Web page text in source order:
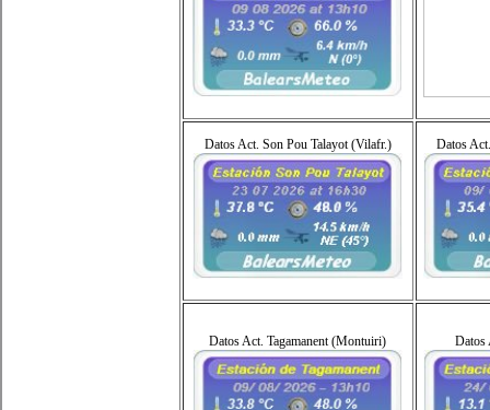
Datos Act. Son Pou Talayot (Vilafr.) Datos
Datos Act. Tagamanent (Montuiri) Datos